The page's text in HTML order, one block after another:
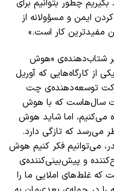
بگیریم چطور بتوانیم برای
ایمن و مسؤولانه از
مفیدترین کار است.»
شتاب‌دهنده‌ی «هوش
از کارگاه‌هایی که آوریل
توسعه‌دهنده‌ی چت
سال‌هاست که با هوش
می‌کنیم، اما شاید هوش
می‌رسد که تازگی دارد.
می‌توانیم فکر کنیم هوش
و پیش‌بینی‌کننده‌ی
غلط‌های املایی ما را